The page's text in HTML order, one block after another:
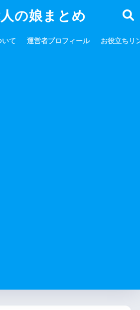
の娘まとめ
いて 運営者プロフィール お役立ちリ